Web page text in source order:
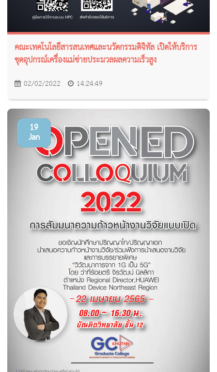
คณะเทคโนโลยีสารสนเทศและนวัตกรรมดิจิทัล เปิดให้บริการ
ชุดอุปกรณ์เครื่องแม่ข่ายประมวลผลความเร็วสูง
02/02/2022 14:24:49
19
Jan